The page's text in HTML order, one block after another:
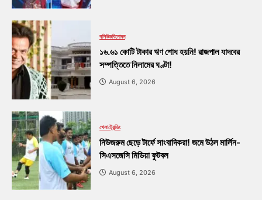
বলিউডবিনোদন
১৬.৬১ কোটি টাকার ঋণ শোধ হয়নি! রাজপাল যাদবের
সম্পত্তিতে নিলামের ঘণ্টা!
August 6, 2026
খেলাট্রেন্ডিং
নিউজরুম ছেড়ে টার্ফে সাংবাদিকরা! জমে উঠল মার্লিন-
সিএসজেসি মিডিয়া ফুটবল
August 6, 2026